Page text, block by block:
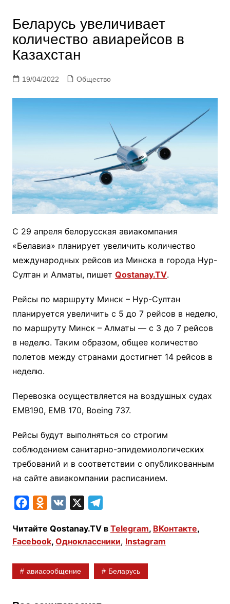
Беларусь увеличивает
количество авиарейсов в
Казахстан
19/04/2022 Общество
С 29 апреля белорусская авиакомпания
«Белавиа» планирует увеличить количество
международных рейсов из Минска в города Нур-
Султан и Алматы, пишет Qostanay.TV.
Рейсы по маршруту Минск – Нур-Султан
планируется увеличить с 5 до 7 рейсов в неделю,
по маршруту Минск – Алматы — с 3 до 7 рейсов
в неделю. Таким образом, общее количество
полетов между странами достигнет 14 рейсов в
неделю.
Перевозка осуществляется на воздушных судах
EMB190, EMB 170, Boeing 737.
Рейсы будут выполняться со строгим
соблюдением санитарно-эпидемиологических
требований и в соответствии с опубликованным
на сайте авиакомпании расписанием.
c
e
o
n
o
l
l
e
r
Читайте Qostanay.TV в Telegram, ВКонтакте,
Facebook, Одноклассники, Instagram
авиасообщение Беларусь